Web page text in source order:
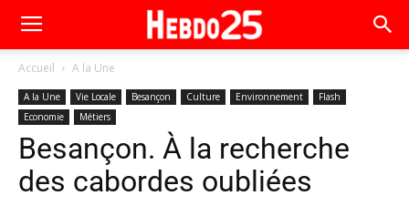
Accueil A la Une
A la Une Vie Locale Besançon Culture Environnement
Flash
Economie
Métiers
Besançon. À la recherche
des cabordes oubliées